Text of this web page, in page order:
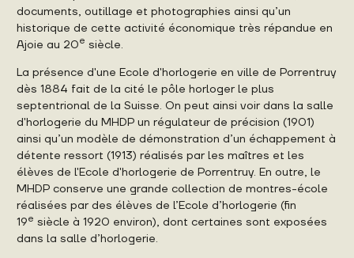
documents, outillage et photographies ainsi qu’un
historique de cette activité économique très répandue en
Ajoie au 20e siècle.
La présence d'une Ecole d'horlogerie en ville de Porrentruy
dès 1884 fait de la cité le pôle horloger le plus
septentrional de la Suisse. On peut ainsi voir dans la salle
d'horlogerie du MHDP un régulateur de précision (1901)
ainsi qu’un modèle de démonstration d’un échappement à
détente ressort (1913) réalisés par les maîtres et les
élèves de l'Ecole d'horlogerie de Porrentruy. En outre, le
MHDP conserve une grande collection de montres-école
réalisées par des élèves de l’Ecole d’horlogerie (fin
19e siècle à 1920 environ), dont certaines sont exposées
dans la salle d’horlogerie.